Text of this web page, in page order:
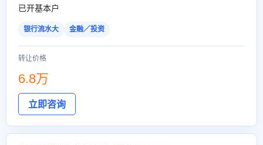
已开基本户
银行流水大 金融／投资
转让价格
6.8万
立即咨询